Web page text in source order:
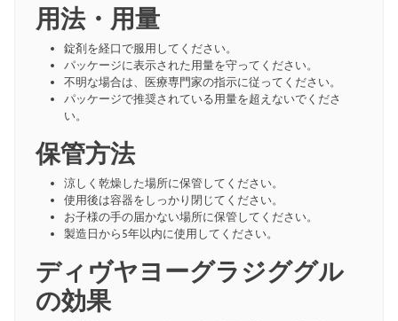
用法・用量
錠剤を経口で服用してください。
パッケージに表示された用量を守ってください。
不明な場合は、医療専門家の指示に従ってください。
パッケージで推奨されている用量を超えないでくださ
い。
保管方法
涼しく乾燥した場所に保管してください。
使用後は容器をしっかり閉じてください。
お子様の手の届かない場所に保管してください。
製造日から5年以内に使用してください。
ディヴヤヨーグラジググル
の効果